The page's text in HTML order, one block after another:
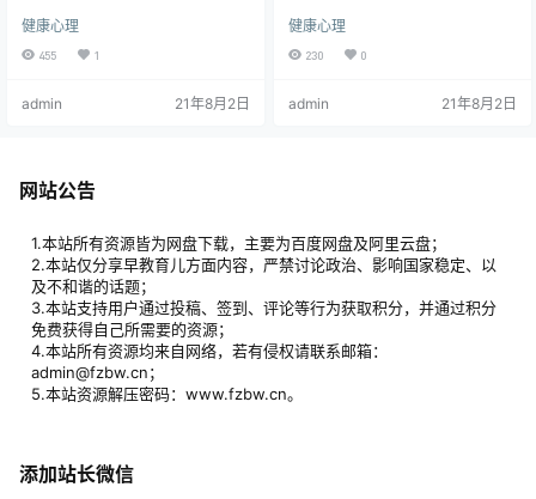
父母尴尬和不知所措的问题时，性
教育就开始了。 胡萍老师，作为中
华浓缩在这个节目中。用爱与科学
长。 资源目录： 01.如何回答孩子提
问：我从哪里来.m4a02.孩子的性别
健康心理
455 1
admin 21年8月2日
脱光光玩游戏，你会崩溃、不知所
措吗？ 当你看到越来越多有关儿童
爸妈们却很少掌握的儿童性教育知
健康心理
230 0
admin 21年8月2日
网站公告
1.本站所有资源皆为网盘下载，主要为百度网盘及阿里云盘；
2.本站仅分享早教育儿方面内容，严禁讨论政治、影响国家稳定、以
及不和谐的话题；
3.本站支持用户通过投稿、签到、评论等行为获取积分，并通过积分
免费获得自己所需要的资源；
4.本站所有资源均来自网络，若有侵权请联系邮箱：
admin@fzbw.cn；
5.本站资源解压密码：www.fzbw.cn。
添加站长微信